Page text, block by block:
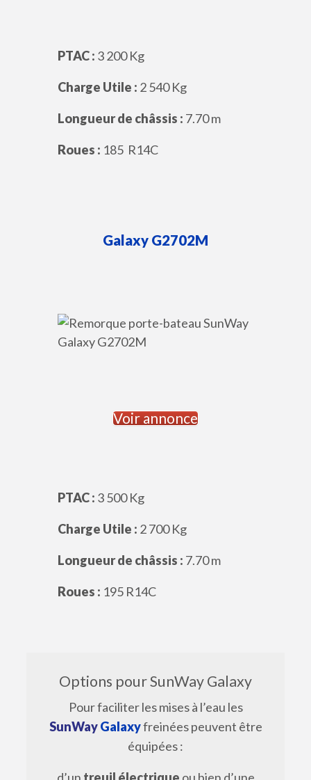
PTAC : 3 200 Kg
Charge Utile : 2 540 Kg
Longueur de châssis : 7.70 m
Roues : 185 R14C
Galaxy G2702M
Voir annonce
PTAC : 3 500 Kg
Charge Utile : 2 700 Kg
Longueur de châssis : 7.70 m
Roues : 195 R14C
Options pour SunWay Galaxy
Pour faciliter les mises à l’eau les
SunWay Galaxyfreinées peuvent être
équipées :